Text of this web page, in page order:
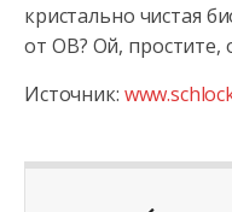
кристально чистая
от ОВ? Ой, простите,
Источник: